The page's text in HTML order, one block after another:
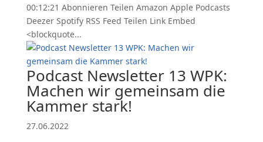
00:12:21 Abonnieren Teilen Amazon Apple Podcasts
Deezer Spotify RSS Feed Teilen Link Embed
<blockquote...
Podcast Newsletter 13 WPK:
Machen wir gemeinsam die
Kammer stark!
27.06.2022